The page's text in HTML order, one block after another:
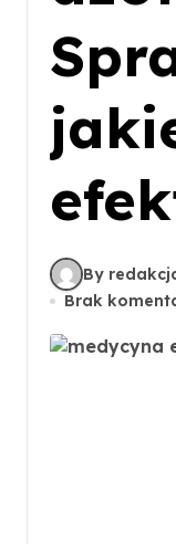
By
Brak